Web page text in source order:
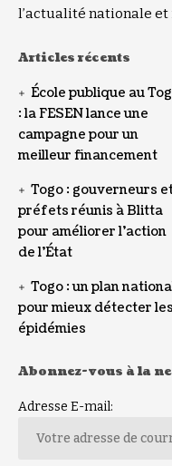
l’actualité nationale
Articles récents
École publique au
: la FESEN lance une
campagne pour un
meilleur financement
Togo : gouverneurs
préfets réunis à Blitta
pour améliorer l’action
de l’État
Togo : un plan
pour mieux détecter les
épidémies
Abonnez-vous à la
Adresse E-mail: